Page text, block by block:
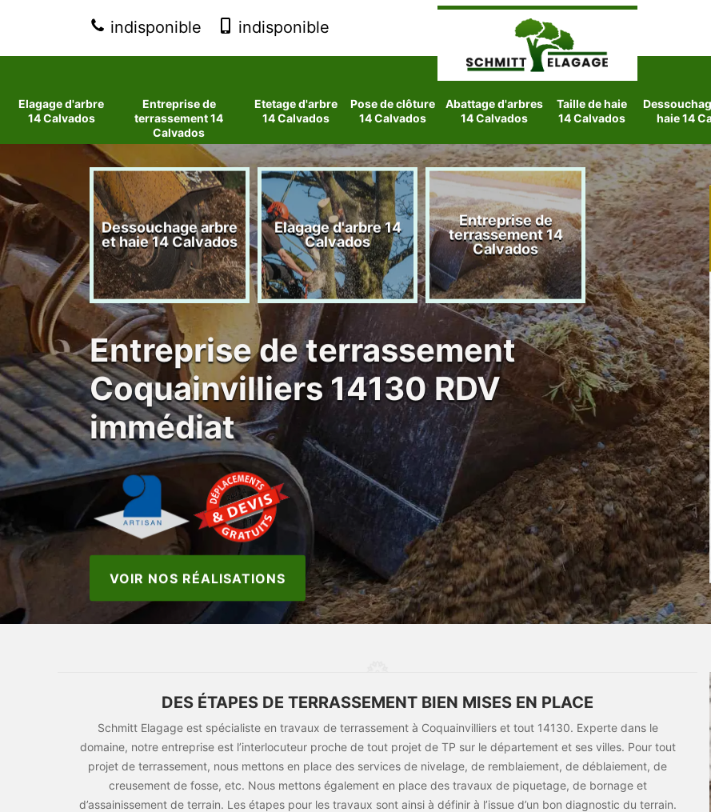
indisponible indisponible
Elagage d'arbre
14 Calvados
Entreprise de
terrassement 14
Calvados
Etetage d'arbre
14 Calvados
Pose de clôture
14 Calvados
Abattage d'arbres
14 Calvados
Taille de haie
14 Calvados
haie 14
d'arbres
Dessouchage arbre
et haie 14 Calvados
Elagage d'arbre 14
Calvados
Entreprise de
terrassement 14
Calvados
Etetage
Calvados
Entreprise de terrassement
Coquainvilliers 14130 RDV
immédiat
VOIR NOS RÉALISATIONS
DES ÉTAPES DE TERRASSEMENT BIEN MISES EN PLACE
Schmitt Elagage est spécialiste en travaux de terrassement à Coquainvilliers et tout 14130. Experte dans le
domaine, notre entreprise est l’interlocuteur proche de tout projet de TP sur le département et ses villes. Pour tout
projet de terrassement, nous mettons en place des services de nivelage, de remblaiement, de déblaiement, de
creusement de fosse, etc. Nous mettons également en place des travaux de piquetage, de bornage et
d’assainissement de terrain. Les étapes pour les travaux sont ainsi à définir à l’issue d’un bon diagnostic du terrain.